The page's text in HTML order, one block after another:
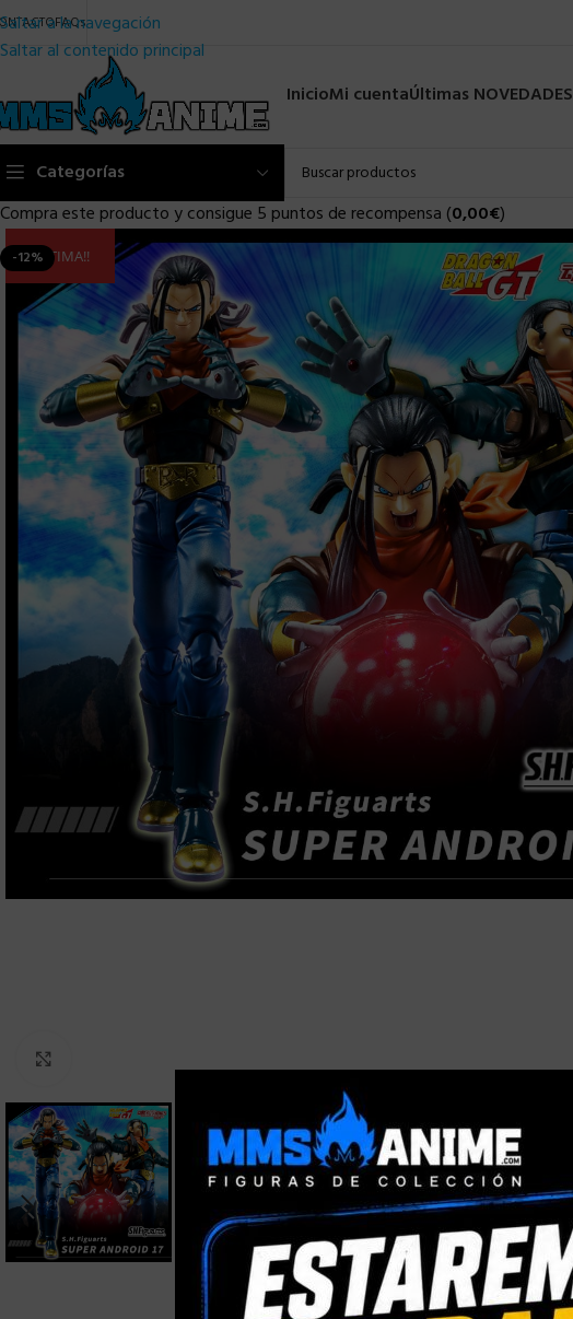
Saltar a la navegación
Saltar al contenido principal
FAQs
InicioMi cuentaÚltimas NOVEDADES
Categorías
Compra este producto y consigue 5 puntos de recompensa (0,00€)
-12%ULTIMA!!